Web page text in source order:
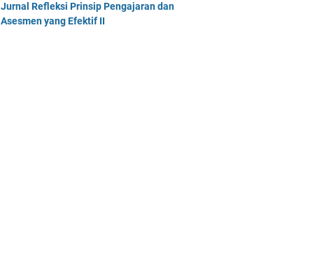
Jurnal Refleksi Prinsip Pengajaran dan
Asesmen yang Efektif II